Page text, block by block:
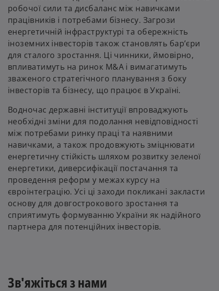
робочої сили та дисбаланс між навичками
працівників і потребами бізнесу. Загрози
енергетичній інфраструктурі та обережність
іноземних інвесторів також становлять бар’єри
для сталого зростання. Ці чинники, ймовірно,
впливатимуть на ринок M&A і вимагатимуть
зваженого стратегічного планування з боку
інвесторів та бізнесу, що працює в Україні.
Водночас державні інституції впроваджують
необхідні зміни для подолання невідповідності
між потребами ринку праці та наявними
навичками, а також продовжують зміцнювати
енергетичну стійкість шляхом розвитку зеленої
енергетики, диверсифікації постачання та
проведення реформ у межах курсу на
євроінтеграцію. Усі ці заходи покликані закласти
основу для довгострокового зростання та
сприятимуть формуванню України як надійного
партнера для потенційних інвесторів.
Зв'яжіться з нами